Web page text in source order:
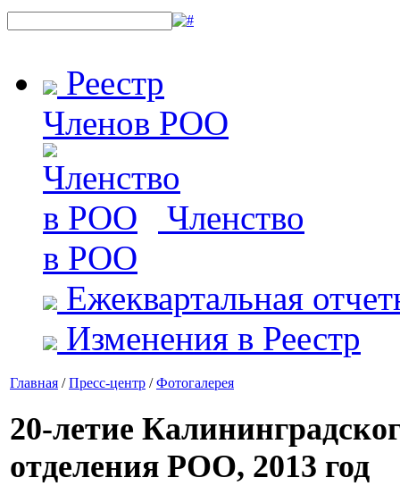
Реестр
Членов РОО
Членство
в РОО
Ежеквартальная
Изменения в Реестр
Главная /Пресс-центр /Фотогалерея
20-летие
отделения РОО, 2013 год